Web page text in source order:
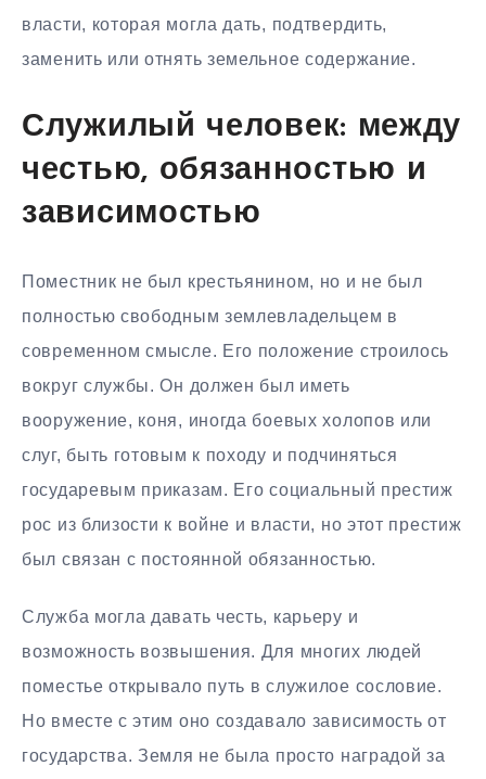
власти, которая могла дать, подтвердить,
заменить или отнять земельное содержание.
Служилый человек: между
честью, обязанностью и
зависимостью
Поместник не был крестьянином, но и не был
полностью свободным землевладельцем в
современном смысле. Его положение строилось
вокруг службы. Он должен был иметь
вооружение, коня, иногда боевых холопов или
слуг, быть готовым к походу и подчиняться
государевым приказам. Его социальный престиж
рос из близости к войне и власти, но этот престиж
был связан с постоянной обязанностью.
Служба могла давать честь, карьеру и
возможность возвышения. Для многих людей
поместье открывало путь в служилое сословие.
Но вместе с этим оно создавало зависимость от
государства. Земля не была просто наградой за